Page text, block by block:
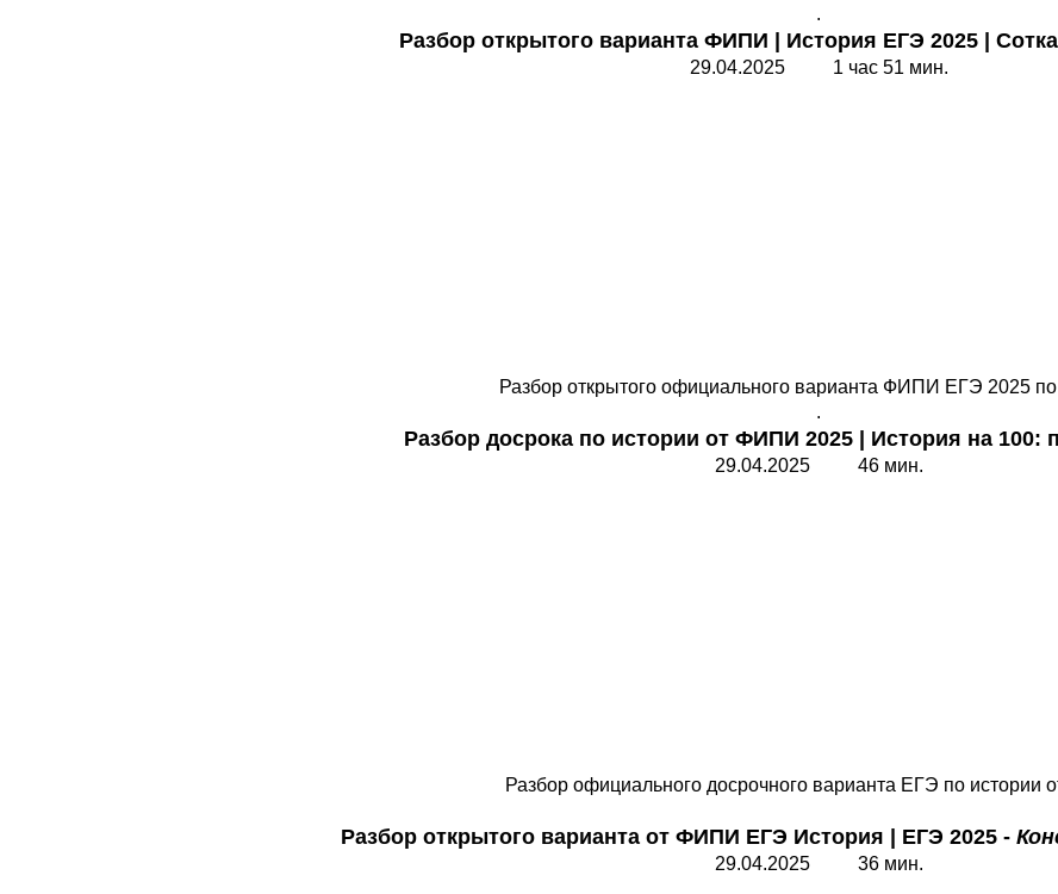
.
Разбор открытого варианта ФИПИ История ЕГЭ 2025 Сотка
29.04.2025 1 час 51 мин.
Разбор открытого официального варианта ФИПИ ЕГЭ 2025 по
.
Разбор досрока по истории от ФИПИ 2025 История на 100:
29.04.2025 46 мин.
Разбор официального досрочного варианта ЕГЭ по истории
Разбор открытого варианта от ФИПИ ЕГЭ История ЕГЭ 2025 -
29.04.2025 36 мин.